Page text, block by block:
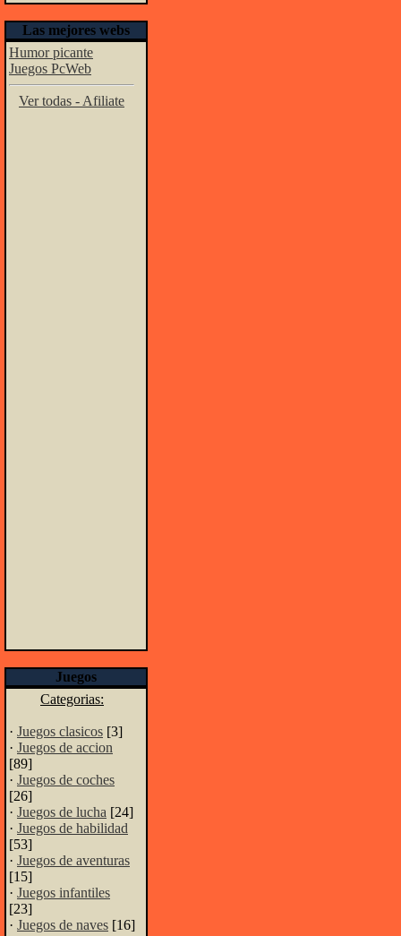
Las mejores webs
Humor picante
Juegos PcWeb
Ver todas - Afiliate
Juegos
Categorias:
· Juegos clasicos [3]
· Juegos de accion
[89]
· Juegos de coches
[26]
· Juegos de lucha [24]
· Juegos de habilidad
[53]
· Juegos de aventuras
[15]
· Juegos infantiles
[23]
· Juegos de naves [16]